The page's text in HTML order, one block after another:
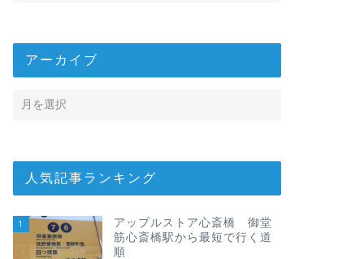
アーカイブ
人気記事ランキング
1
アップルストア心斎橋 御堂
筋心斎橋駅から最短で行く道
順